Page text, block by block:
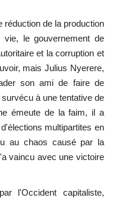
réduction de la production
le gouvernement de
et la corruption et
mais Julius Nyerere,
son ami de faire de
à une tentative de
émeute de la faim, il a
multipartites en
au chaos causé par la
vaincu avec une victoire
l'Occident capitaliste,